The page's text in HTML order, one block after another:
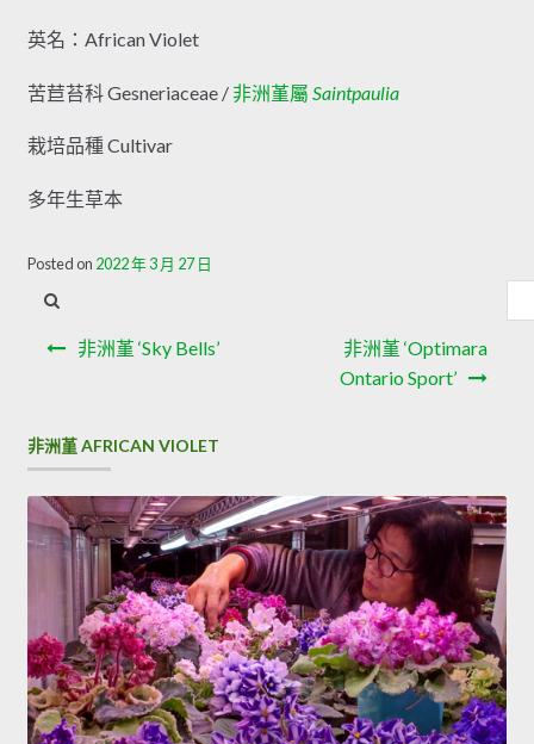
英名：African Violet
苦苣苔科 Gesneriaceae / 非洲堇屬 Saintpaulia
栽培品種 Cultivar
多年生草本
Posted on 2022 年 3 月 27 日
文
導
覽
非洲堇 ‘Sky Bells’
非洲堇 ‘Optimara
Ontario Sport’
容
非洲堇 AFRICAN VIOLET